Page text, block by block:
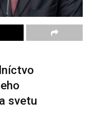
svetu